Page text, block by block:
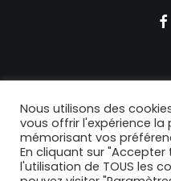
Nous utilisons des
vous offrir l'expérience la
mémorisant vos
En cliquant sur
l'utilisation de TOUS les